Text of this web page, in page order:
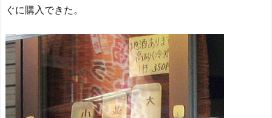
ぐに購入できた。